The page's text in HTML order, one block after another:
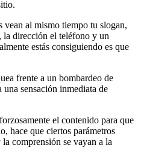
vean al mismo tiempo tu slogan,
la dirección el teléfono y un
estás consiguiendo es que
frente a un bombardeo de
sensación inmediata de
el contenido para que
hace que ciertos parámetros
comprensión se vayan a la